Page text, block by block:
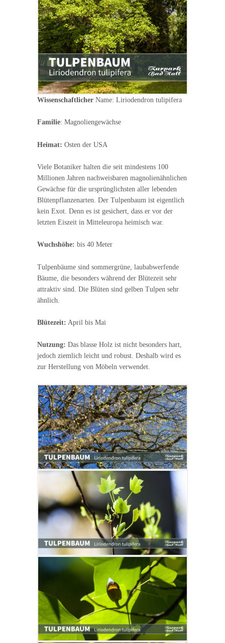
Wissenschaftlicher Name: Liriodendron tulipifera
Familie: Magnoliengewächse
Heimat: Osten der USA
Viele Botaniker halten die seit mindestens 100
Millionen Jahren nachweisbaren magnolienähnlichen
Gewächse für die ursprünglichsten aller lebenden
Blütenpflanzenarten. Der Tulpenbaum ist eigentlich
kein Exot. Denn es ist gesichert, dass er vor der
letzten Eiszeit in Mitteleuropa heimisch war.
Wuchshöhe: bis 40 Meter
Tulpenbäume sind sommergrüne, laubabwerfende
Bäume, die besonders während der Blütezeit sehr
attraktiv sind. Die Blüten sind gelben Tulpen sehr
ähnlich.
Blütezeit: April bis Mai
Nutzung: Das blasse Holz ist nicht besonders hart,
jedoch ziemlich leicht und robust. Deshalb wird es
zur Herstellung von Möbeln verwendet.